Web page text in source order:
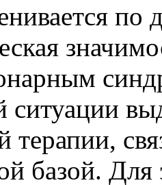
ситуации
терапии,
базой.